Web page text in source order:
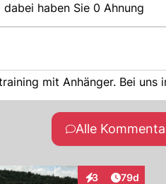
haben Sie 0 Ahnung
mit Anhänger. Bei
Alle
3 Artikel
79d